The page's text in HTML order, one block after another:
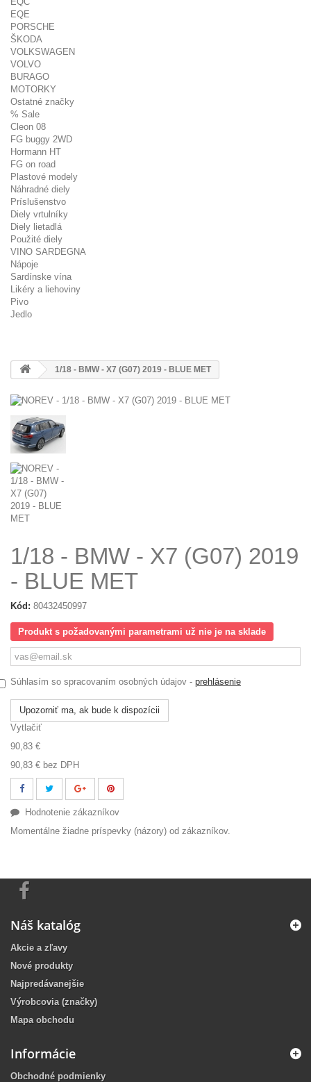
EQE
PORSCHE
ŠKODA
VOLKSWAGEN
VOLVO
BURAGO
MOTORKY
Ostatné značky
% Sale
Cleon 08
FG buggy 2WD
Hormann HT
FG on road
Plastové modely
Náhradné diely
Príslušenstvo
Diely vrtulníky
Diely lietadlá
Použité diely
VINO SARDEGNA
Nápoje
Sardínske vína
Likéry a liehoviny
Pivo
Jedlo
1/18 - BMW - X7 (G07) 2019 - BLUE MET
1/18 - BMW - X7 (G07) 2019
- BLUE MET
Kód: 80432450997
Produkt s požadovanými parametrami už nie je na sklade
Súhlasím so spracovaním osobných údajov - prehlásenie
Upozorniť ma, ak bude k dispozícii
Vytlačiť
90,83 €
90,83 € bez DPH
Hodnotenie zákazníkov
Momentálne žiadne príspevky (názory) od zákazníkov.
Náš katalóg
Akcie a zľavy
Nové produkty
Najpredávanejšie
Výrobcovia (značky)
Mapa obchodu
Informácie
Obchodné podmienky